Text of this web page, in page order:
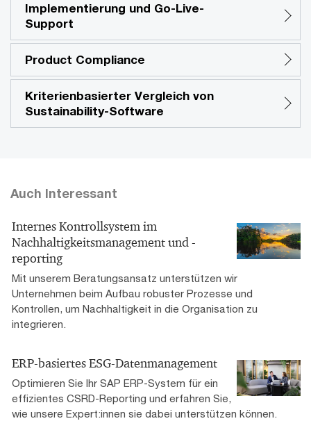
Implementierung und Go-Live-
Support
Product Compliance
Kriterienbasierter Vergleich von
Sustainability-Software
Auch Interessant
Internes Kontrollsystem im
Nachhaltigkeitsmanagement und -
reporting
Mit unserem Beratungsansatz unterstützen wir
Unternehmen beim Aufbau robuster Prozesse und
Kontrollen, um Nachhaltigkeit in die Organisation zu
integrieren.
ERP-basiertes ESG-Datenmanagement
Optimieren Sie Ihr SAP ERP-System für ein
effizientes CSRD-Reporting und erfahren Sie,
wie unsere Expert:innen sie dabei unterstützen können.